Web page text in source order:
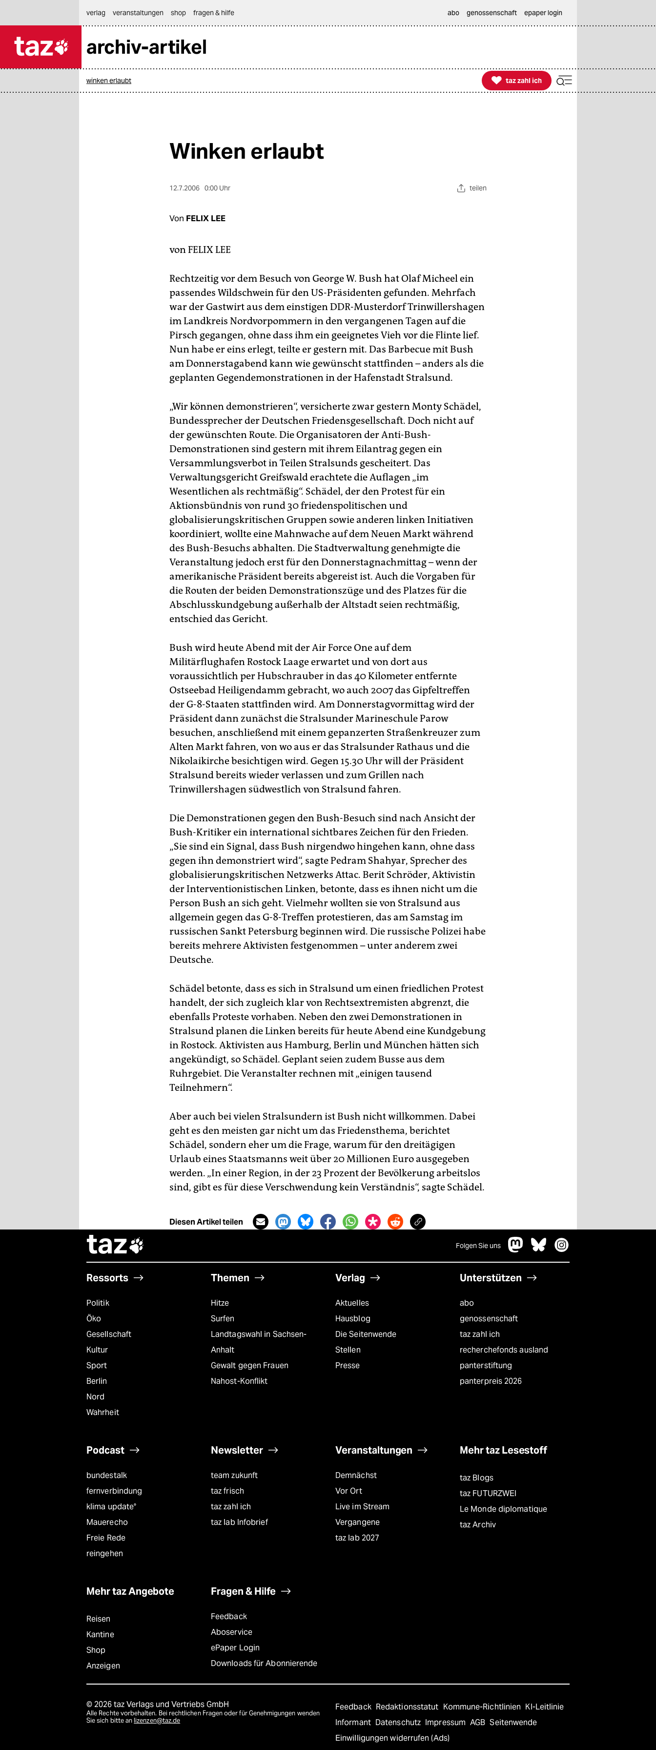
themen
verlag
veranstaltungen shop fragen & hilfe abo genossenschaft epaper login
archiv-artikel
winken erlaubt 
taz zahl ich
taz zahl ich
Winken erlaubt
12.7.2006 0:00 Uhr teilen
Von FELIX LEE
vonFELIX LEE
Rechtzeitig vor dem Besuch von George W. Bush hat Olaf Micheel ein
passendes Wildschwein für den US-Präsidenten gefunden. Mehrfach
war der Gastwirt aus dem einstigen DDR-Musterdorf Trinwillershagen
im Landkreis Nordvorpommern in den vergangenen Tagen auf die
Pirsch gegangen, ohne dass ihm ein geeignetes Vieh vor die Flinte lief.
Nun habe er eins erlegt, teilte er gestern mit. Das Barbecue mit Bush
am Donnerstagabend kann wie gewünscht stattfinden – anders als die
geplanten Gegendemonstrationen in der Hafenstadt Stralsund.
„Wir können demonstrieren“, versicherte zwar gestern Monty Schädel,
Bundessprecher der Deutschen Friedensgesellschaft. Doch nicht auf
der gewünschten Route. Die Organisatoren der Anti-Bush-
Demonstrationen sind gestern mit ihrem Eilantrag gegen ein
Versammlungsverbot in Teilen Stralsunds gescheitert. Das
Verwaltungsgericht Greifswald erachtete die Auflagen „im
Wesentlichen als rechtmäßig“. Schädel, der den Protest für ein
Aktionsbündnis von rund 30 friedenspolitischen und
globalisierungskritischen Gruppen sowie anderen linken Initiativen
koordiniert, wollte eine Mahnwache auf dem Neuen Markt während
des Bush-Besuchs abhalten. Die Stadtverwaltung genehmigte die
Veranstaltung jedoch erst für den Donnerstagnachmittag – wenn der
amerikanische Präsident bereits abgereist ist. Auch die Vorgaben für
die Routen der beiden Demonstrationszüge und des Platzes für die
Abschlusskundgebung außerhalb der Altstadt seien rechtmäßig,
entschied das Gericht.
Bush wird heute Abend mit der Air Force One auf dem
Militärflughafen Rostock Laage erwartet und von dort aus
voraussichtlich per Hubschrauber in das 40 Kilometer entfernte
Ostseebad Heiligendamm gebracht, wo auch 2007 das Gipfeltreffen
der G-8-Staaten stattfinden wird. Am Donnerstagvormittag wird der
Präsident dann zunächst die Stralsunder Marineschule Parow
besuchen, anschließend mit einem gepanzerten Straßenkreuzer zum
Alten Markt fahren, von wo aus er das Stralsunder Rathaus und die
Nikolaikirche besichtigen wird. Gegen 15.30 Uhr will der Präsident
Stralsund bereits wieder verlassen und zum Grillen nach
Trinwillershagen südwestlich von Stralsund fahren.
Die Demonstrationen gegen den Bush-Besuch sind nach Ansicht der
Bush-Kritiker ein international sichtbares Zeichen für den Frieden.
„Sie sind ein Signal, dass Bush nirgendwo hingehen kann, ohne dass
gegen ihn demonstriert wird“, sagte Pedram Shahyar, Sprecher des
globalisierungskritischen Netzwerks Attac. Berit Schröder, Aktivistin
der Interventionistischen Linken, betonte, dass es ihnen nicht um die
Person Bush an sich geht. Vielmehr wollten sie von Stralsund aus
allgemein gegen das G-8-Treffen protestieren, das am Samstag im
russischen Sankt Petersburg beginnen wird. Die russische Polizei habe
bereits mehrere Aktivisten festgenommen – unter anderem zwei
Deutsche.
Schädel betonte, dass es sich in Stralsund um einen friedlichen Protest
handelt, der sich zugleich klar von Rechtsextremisten abgrenzt, die
ebenfalls Proteste vorhaben. Neben den zwei Demonstrationen in
Stralsund planen die Linken bereits für heute Abend eine Kundgebung
in Rostock. Aktivisten aus Hamburg, Berlin und München hätten sich
angekündigt, so Schädel. Geplant seien zudem Busse aus dem
Ruhrgebiet. Die Veranstalter rechnen mit „einigen tausend
Teilnehmern“.
Aber auch bei vielen Stralsundern ist Bush nicht willkommen. Dabei
geht es den meisten gar nicht um das Friedensthema, berichtet
Schädel, sondern eher um die Frage, warum für den dreitägigen
Urlaub eines Staatsmanns weit über 20 Millionen Euro ausgegeben
werden. „In einer Region, in der 23 Prozent der Bevölkerung arbeitslos
sind, gibt es für diese Verschwendung kein Verständnis“, sagte Schädel.
Diesen Artikel teilen
taz Folgen Sie uns
Ressorts
Politik
Öko
Gesellschaft
Kultur
Sport
Berlin
Nord
Wahrheit
Themen
Hitze
Surfen
Landtagswahl in Sachsen-
Anhalt
Gewalt gegen Frauen
Nahost-Konflikt
Verlag
Aktuelles
Hausblog
Die Seitenwende
Stellen
Presse
Unterstützen
abo
genossenschaft
taz zahl ich
recherchefonds ausland
panterstiftung
panterpreis 2026
Podcast
bundestalk
fernverbindung
klima update°
Mauerecho
Freie Rede
reingehen
Newsletter
team zukunft
taz frisch
taz zahl ich
taz lab Infobrief
Veranstaltungen
Demnächst
Vor Ort
Live im Stream
Vergangene
taz lab 2027
Mehr taz Lesestoff
taz Blogs
taz FUTURZWEI
Le Monde diplomatique
taz Archiv
Mehr taz Angebote
Reisen
Kantine
Shop
Anzeigen
Fragen & Hilfe
Feedback
Aboservice
ePaper Login
Downloads für Abonnierende
© 2026 taz Verlags und Vertriebs GmbH
Alle Rechte vorbehalten. Bei rechtlichen Fragen oder für Genehmigungen wenden
Sie sich bitte an lizenzen@taz.de
Feedback Redaktionsstatut Kommune-Richtlinien KI-Leitlinie
Informant Datenschutz Impressum AGB Seitenwende
Einwilligungen widerrufen (Ads)